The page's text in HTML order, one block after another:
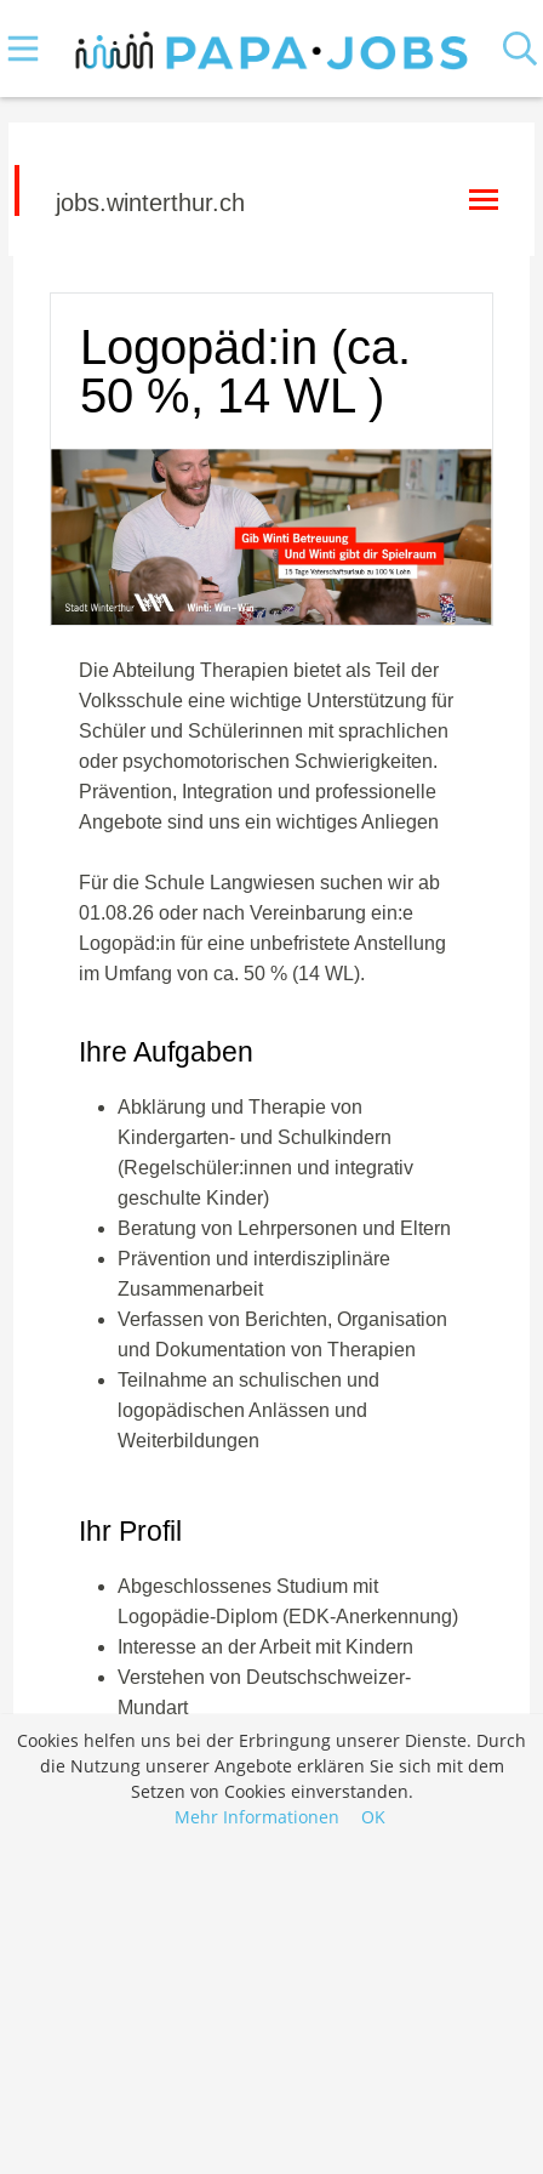
Bewerben
Job merken
Cookies helfen uns bei der Erbringung unserer Dienste. Durch
die Nutzung unserer Angebote erklären Sie sich mit dem
Setzen von Cookies einverstanden.
Mehr Informationen
OK